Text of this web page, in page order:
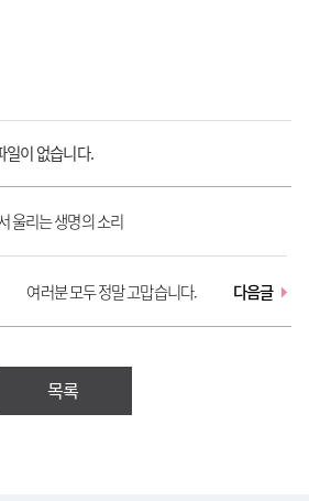
일이 없습니다.
울리는 생명의 소리
여러분 모두 정말 고맙습니다. 다음글
목록